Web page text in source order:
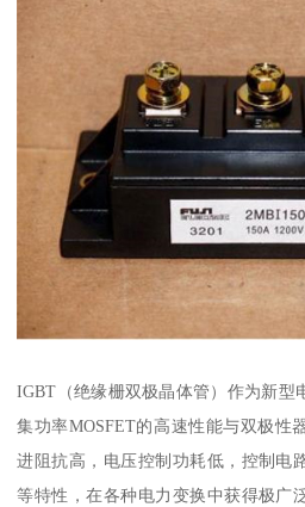
IGBT（绝缘栅双极晶体管）作为新型
集功率MOSFET的高速性能与双极性
进阻抗高，电压控制功耗低，控制电
等特性，在各种电力变换中获得极广